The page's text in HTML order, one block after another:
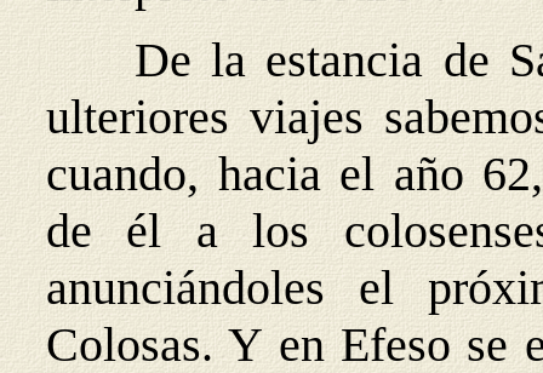
De la estancia de
ulteriores viajes
cuando, hacia el año
de él a los
anunciándoles el
Colosas. Y en Efeso se